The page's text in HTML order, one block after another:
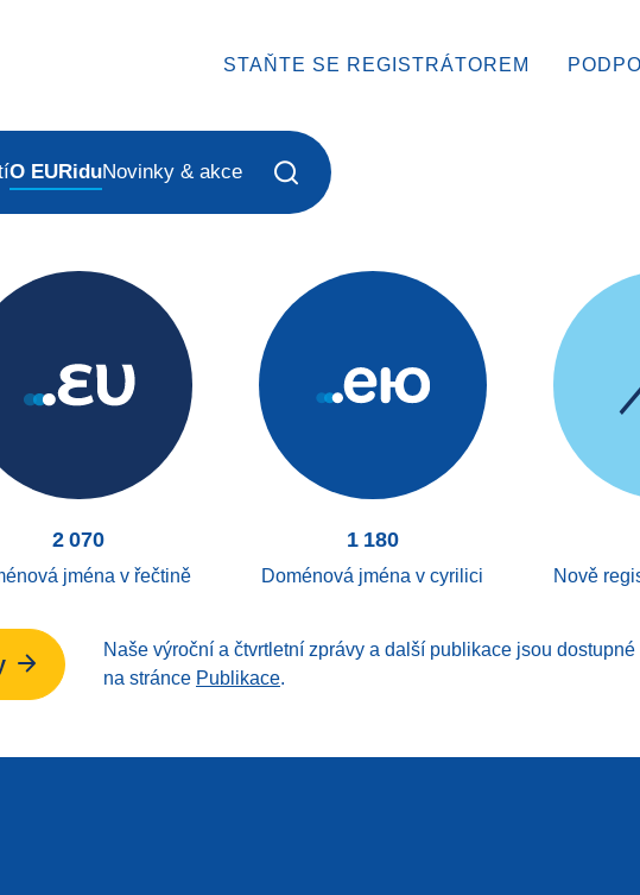
STAŇTE SE REGISTRÁTOREM
O EURiduNovinky & akce
2 070
jména v řečtině
1 180
Doménová jména v cyrilici Nově
Naše výroční a čtvrtletní zprávy a další publikace jsou dostupné
na stránce Publikace.